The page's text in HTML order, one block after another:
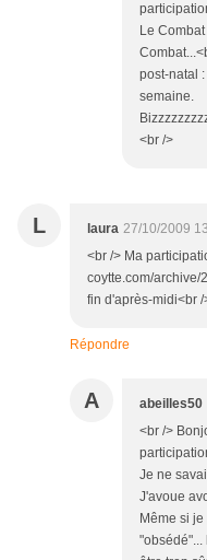
Le
post-natal
semaine.
<br />
L laura 27/10/2009
<br /> Ma
coytte.com/archive/
fin d'après-midi<br
Répondre
A abeilles50
<br />
Je ne
J'avoue
Même si
"obsédé"...